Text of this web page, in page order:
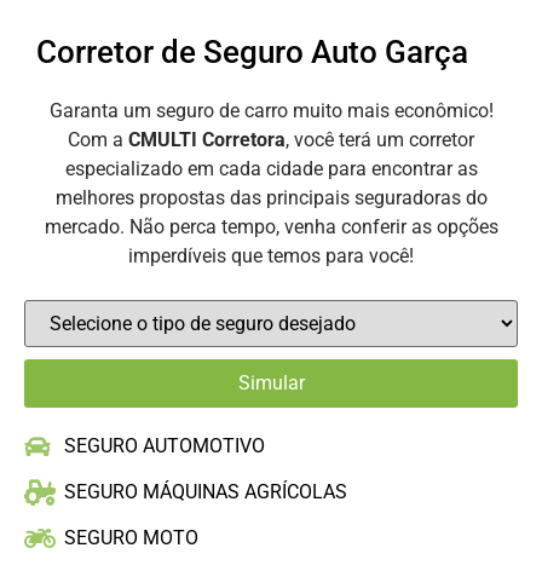
Corretor de Seguro Auto Garça
Garanta um seguro de carro muito mais econômico!
Com a CMULTI Corretora, você terá um corretor
especializado em cada cidade para encontrar as
melhores propostas das principais seguradoras do
mercado. Não perca tempo, venha conferir as opções
imperdíveis que temos para você!
SEGURO AUTOMOTIVO
SEGURO MÁQUINAS AGRÍCOLAS
SEGURO MOTO